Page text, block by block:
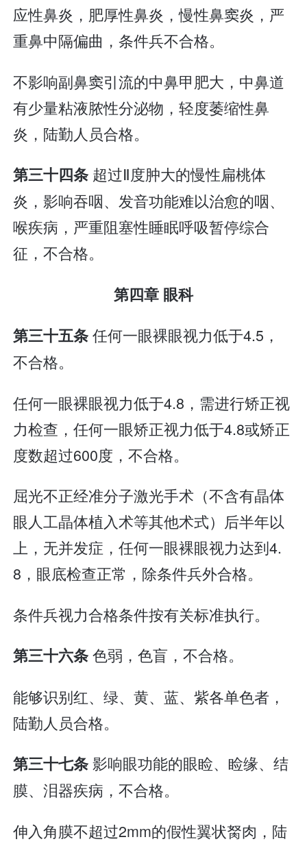
应性鼻炎，肥厚性鼻炎，慢性鼻窦炎，严
重鼻中隔偏曲，条件兵不合格。
不影响副鼻窦引流的中鼻甲肥大，中鼻道
有少量粘液脓性分泌物，轻度萎缩性鼻
炎，陆勤人员合格。
第三十四条 超过Ⅱ度肿大的慢性扁桃体
炎，影响吞咽、发音功能难以治愈的咽、
喉疾病，严重阻塞性睡眠呼吸暂停综合
征，不合格。
第四章 眼科
第三十五条任何一眼裸眼视力低于4.5，
不合格。
任何一眼裸眼视力低于4.8，需进行矫正视
力检查，任何一眼矫正视力低于4.8或矫正
度数超过600度，不合格。
屈光不正经准分子激光手术（不含有晶体
眼人工晶体植入术等其他术式）后半年以
上，无并发症，任何一眼裸眼视力达到4.
8，眼底检查正常，除条件兵外合格。
条件兵视力合格条件按有关标准执行。
第三十六条色弱，色盲，不合格。
能够识别红、绿、黄、蓝、紫各单色者，
陆勤人员合格。
第三十七条影响眼功能的眼睑、睑缘、结
膜、泪器疾病，不合格。
伸入角膜不超过2mm的假性翼状胬肉，陆